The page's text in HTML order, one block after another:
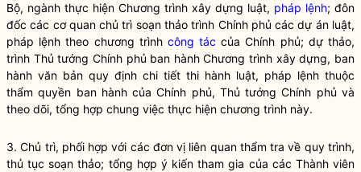
Bộ, ngành thực hiện Chương trình xây dựng luật, pháp lệnh; đôn
đốc các cơ quan chủ trì soạn thảo trình Chính phủ các dự án luật,
pháp lệnh theo chương trình công tác của Chính phủ; dự thảo,
trình Thủ tướng Chính phủ ban hành Chương trình xây dựng, ban
hành văn bản quy định chi tiết thi hành luật, pháp lệnh thuộc
thẩmquyền ban hành của Chính phủ, Thủ tướng Chính phủ và
theo dõi, tổng hợp chung việc thực hiện chương trình này.
3. Chủ trì, phối hợp với các đơn vị liên quan thẩm tra về quy trình,
thủ tục soạn thảo; tổng hợp ý kiến tham gia của các Thành viên